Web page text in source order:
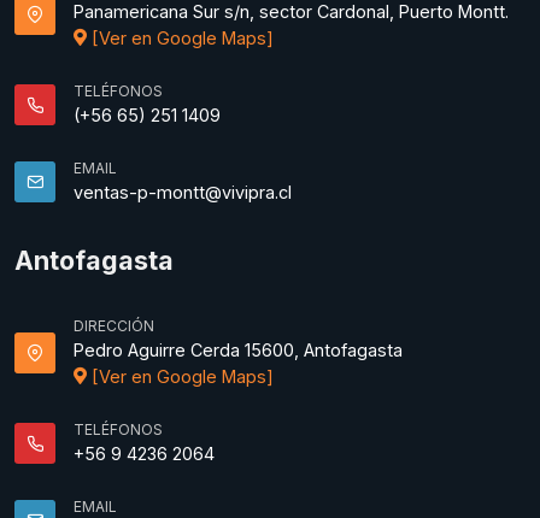
Panamericana Sur s/n, sector Cardonal, Puerto Montt.
[Ver en Google Maps]
TELÉFONOS
(+56 65) 251 1409
EMAIL
ventas-p-montt@vivipra.cl
Antofagasta
DIRECCIÓN
Pedro Aguirre Cerda 15600, Antofagasta
[Ver en Google Maps]
TELÉFONOS
+56 9 4236 2064
EMAIL